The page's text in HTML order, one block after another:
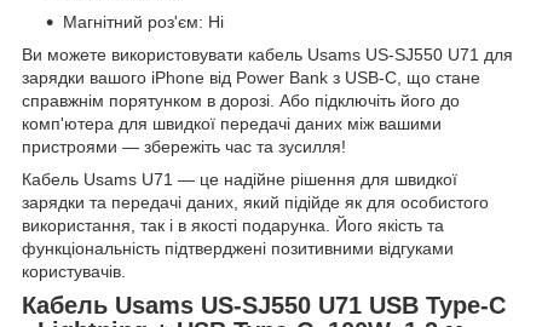
Магнітний роз'єм: Ні
Ви можете використовувати кабель Usams US-SJ550 U71 для
зарядки вашого iPhone від Power Bank з USB-C, що стане
справжнім порятунком в дорозі. Або підключіть його до
комп'ютера для швидкої передачі даних між вашими
пристроями — збережіть час та зусилля!
Кабель Usams U71 — це надійне рішення для швидкої
зарядки та передачі даних, який підійде як для особистого
використання, так і в якості подарунка. Його якість та
функціональність підтверджені позитивними відгуками
користувачів.
Кабель Usams US-SJ550 U71 USB Type-C